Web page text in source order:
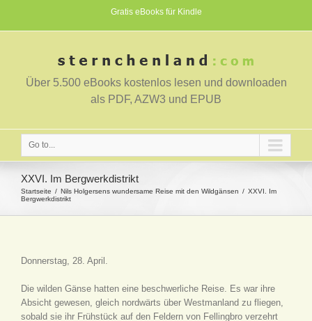
Gratis eBooks für Kindle
Über 5.500 eBooks kostenlos lesen und downloaden
als PDF, AZW3 und EPUB
Go to...
XXVI. Im Bergwerkdistrikt
Startseite Nils Holgersens wundersame Reise mit den Wildgänsen
XXVI. Im
Bergwerkdistrikt
Donnerstag, 28. April.
Die wilden Gänse hatten eine beschwerliche Reise. Es war ihre
Absicht gewesen, gleich nordwärts über Westmanland zu fliegen,
sobald sie ihr Frühstück auf den Feldern von Fellingbro verzehrt